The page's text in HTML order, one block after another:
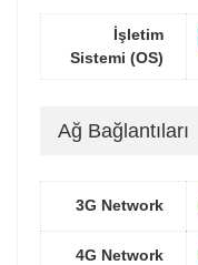
İşletim
Sistemi (OS)
Ağ Bağlantıları
3G Network
4G Network